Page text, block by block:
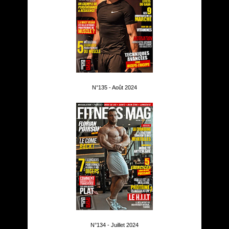
N°135 - Août 2024
N°134 - Juillet 2024